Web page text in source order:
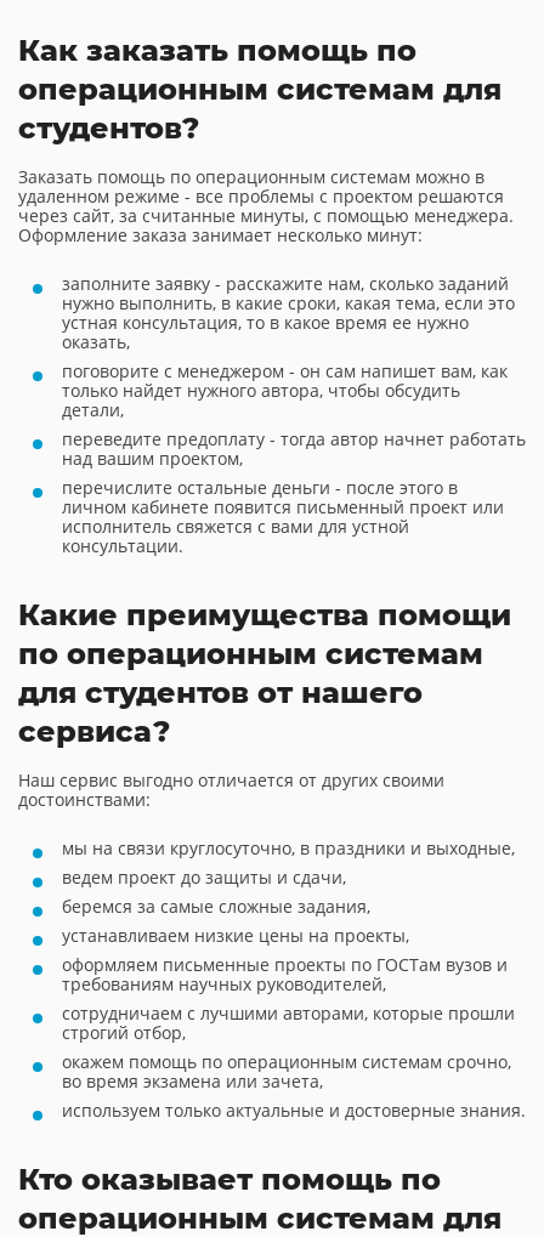
Как заказать помощь по
операционным системам для
студентов?
Заказать помощь по операционным системам можно в
удаленном режиме - все проблемы с проектом решаются
через сайт, за считанные минуты, с помощью менеджера.
Оформление заказа занимает несколько минут:
заполните заявку - расскажите нам, сколько заданий
нужно выполнить, в какие сроки, какая тема, если это
устная консультация, то в какое время ее нужно
оказать,
поговорите с менеджером - он сам напишет вам, как
только найдет нужного автора, чтобы обсудить
детали,
переведите предоплату - тогда автор начнет работать
над вашим проектом,
перечислите остальные деньги - после этого в
личном кабинете появится письменный проект или
исполнитель свяжется с вами для устной
консультации.
Какие преимущества помощи
по операционным системам
для студентов от нашего
сервиса?
Наш сервис выгодно отличается от других своими
достоинствами:
мы на связи круглосуточно, в праздники и выходные,
ведем проект до защиты и сдачи,
беремся за самые сложные задания,
устанавливаем низкие цены на проекты,
оформляем письменные проекты по ГОСТам вузов и
требованиям научных руководителей,
сотрудничаем с лучшими авторами, которые прошли
строгий отбор,
окажем помощь по операционным системам срочно,
во время экзамена или зачета,
используем только актуальные и достоверные знания.
Кто оказывает помощь по
операционным системам для